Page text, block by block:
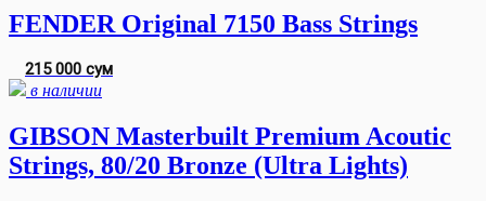
FENDER Original 7150 Bass Strings
215 000 сум
в наличии
GIBSON Masterbuilt Premium Acoutic
Strings, 80/20 Bronze (Ultra Lights)